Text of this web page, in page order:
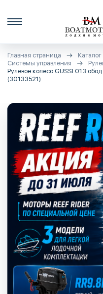
Главная страница Каталог
Системы управления
Рулевое колесо GUSSI 013
(30133521)